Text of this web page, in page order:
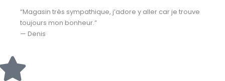
“Magasin très sympathique, j’adore y aller car je trouve
toujours mon bonheur.”
— Denis